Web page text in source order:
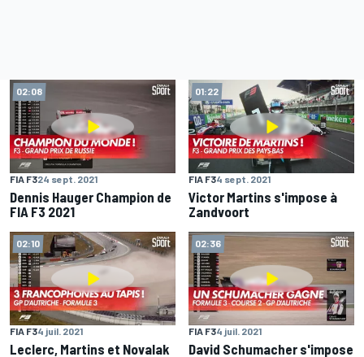
02:08
FIA F324 sept. 2021
Dennis Hauger Champion de
FIA F3 2021
01:22
FIA F34 sept. 2021
Victor Martins s'impose à
Zandvoort
02:10
FIA F34 juil. 2021
Leclerc, Martins et Novalak
02:36
FIA F34 juil. 2021
David Schumacher s'impose